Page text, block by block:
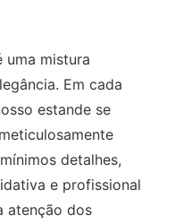
uma mistura
Em cada
estande se
detalhes,
e profissional
atenção dos